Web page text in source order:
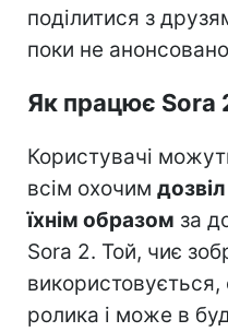
поділитися з
поки не
Як працює Sora
Користувачі
всім охочим
їхнім образом за
Sora 2. Той, чиє
ролика і може в